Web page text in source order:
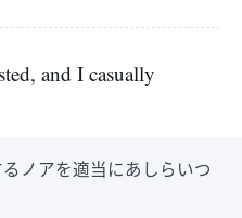
and I casually
ノアを適当にあしらいつ